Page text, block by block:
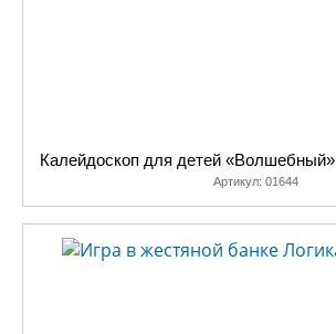
Калейдоскоп для детей «Волшебный»
Артикул: 01644